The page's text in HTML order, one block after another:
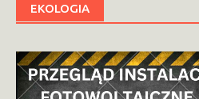
EKOLOGIA